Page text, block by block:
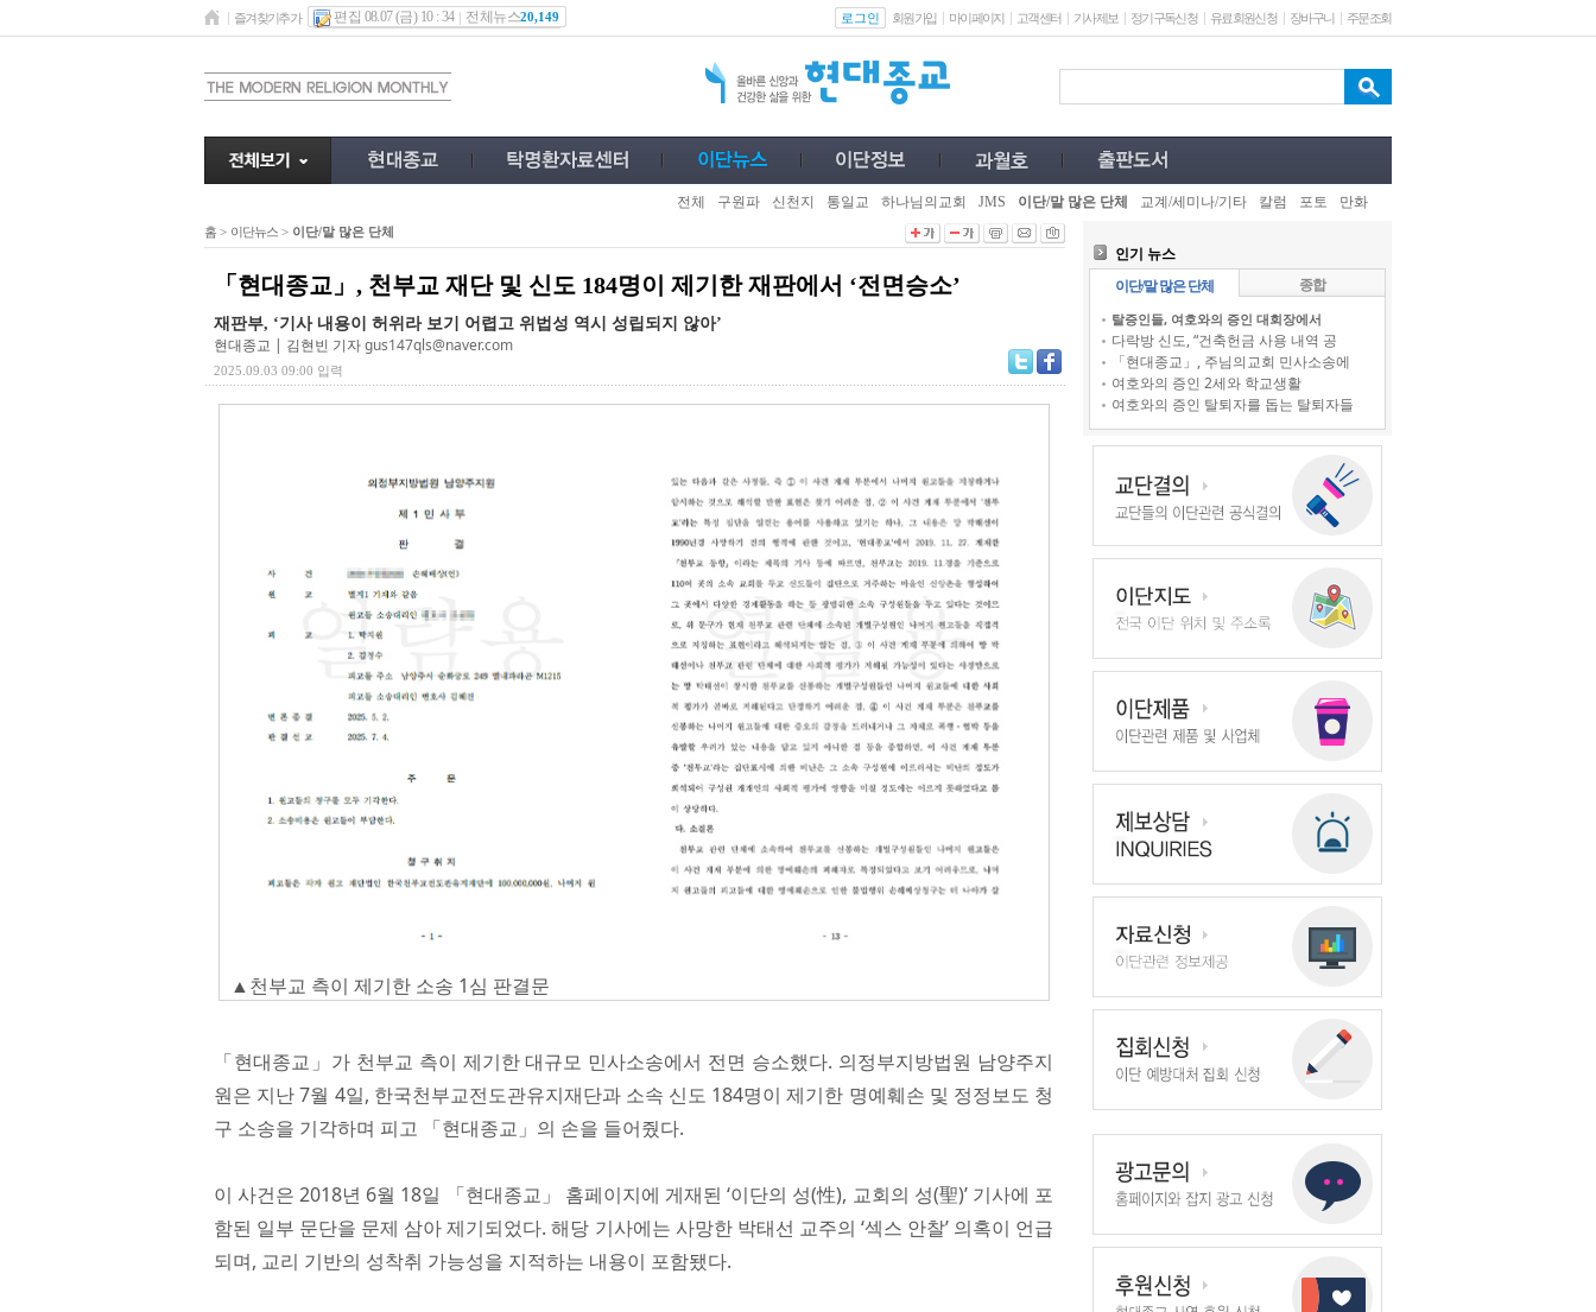
즐겨찾기추가 편집 08.07 (금) 10 : 34 전체뉴스20,149 로그인 회원가입 마이페이지 고객센터 기사제보 정기구독신청 유료회원신청 장바구니 주문조회
전체 구원파 신천지 통일교 하나님의교회 JMS 이단/말 많은 단체 교계/세미나/기타 칼럼 포토 만화
홈 > 이단뉴스 > 이단/말 많은 단체
「현대종교」, 천부교 재단 및 신도 184명이 제기한 재판에서 ‘전면승소’
재판부, ‘기사 내용이 허위라 보기 어렵고 위법성 역시 성립되지 않아’
현대종교 | 김현빈 기자gus147qls@naver.com
2025.09.03 09:00 입력
▲천부교 측이 제기한 소송 1심 판결문
「현대종교」가 천부교 측이 제기한 대규모 민사소송에서 전면 승소했다. 의정부지방법원 남양주지
원은 지난 7월 4일, 한국천부교전도관유지재단과 소속 신도 184명이 제기한 명예훼손 및 정정보도 청
구 소송을 기각하며 피고 「현대종교」의 손을 들어줬다.
이 사건은 2018년 6월 18일 「현대종교」 홈페이지에 게재된 ‘이단의 성(性), 교회의 성(聖)’ 기사에 포
함된 일부 문단을 문제 삼아 제기되었다. 해당 기사에는 사망한 박태선 교주의 ‘섹스 안찰’ 의혹이 언급
되며, 교리 기반의 성착취 가능성을 지적하는 내용이 포함됐다.
인기 뉴스
이단/말 많은 단체
종합
탈증인들, 여호와의 증인 대회장에서
다락방 신도, “건축헌금 사용 내역 공
「현대종교」, 주님의교회 민사소송에
여호와의 증인 2세와 학교생활
여호와의 증인 탈퇴자를 돕는 탈퇴자들